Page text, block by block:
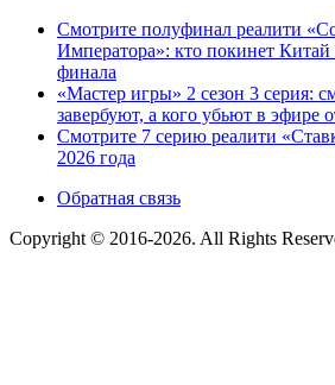
Смотрите полуфинал реалити
Императора»: кто покинет Китай
финала
«Мастер игры» 2 сезон 3 серия:
завербуют, а кого убьют в эфире
Смотрите 7 серию реалити
2026 года
Обратная связь
Copyright © 2016-2026. All Rights